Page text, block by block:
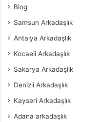
Blog
Samsun Arkadaşlık
Antalya Arkadaşlık
Kocaeli Arkadaşlık
Sakarya Arkadaşlık
Denizli Arkadaşlık
Kayseri Arkadaşlık
Adana arkadaşlık